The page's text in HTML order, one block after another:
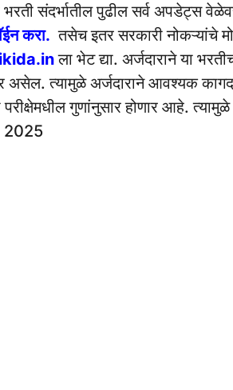
संदर्भातील पुढील सर्व अपडेट्स
करा. तसेच इतर सरकारी नोकऱ्यांचे
ला भेट द्या. अर्जदाराने या
असेल. त्यामुळे अर्जदाराने आवश्यक
परीक्षेमधील गुणांनुसार होणार आहे.
2025